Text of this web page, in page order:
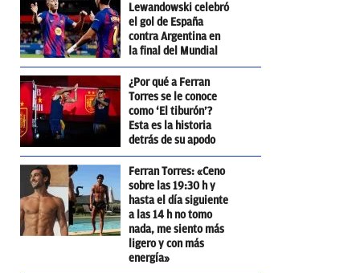
Lewandowski celebró
el gol de España
contra Argentina en
la final del Mundial
¿Por qué a Ferran
Torres se le conoce
como ‘El tiburón’?
Esta es la historia
detrás de su apodo
Ferran Torres: «Ceno
sobre las 19:30 h y
hasta el día siguiente
a las 14 h no tomo
nada, me siento más
ligero y con más
energía»